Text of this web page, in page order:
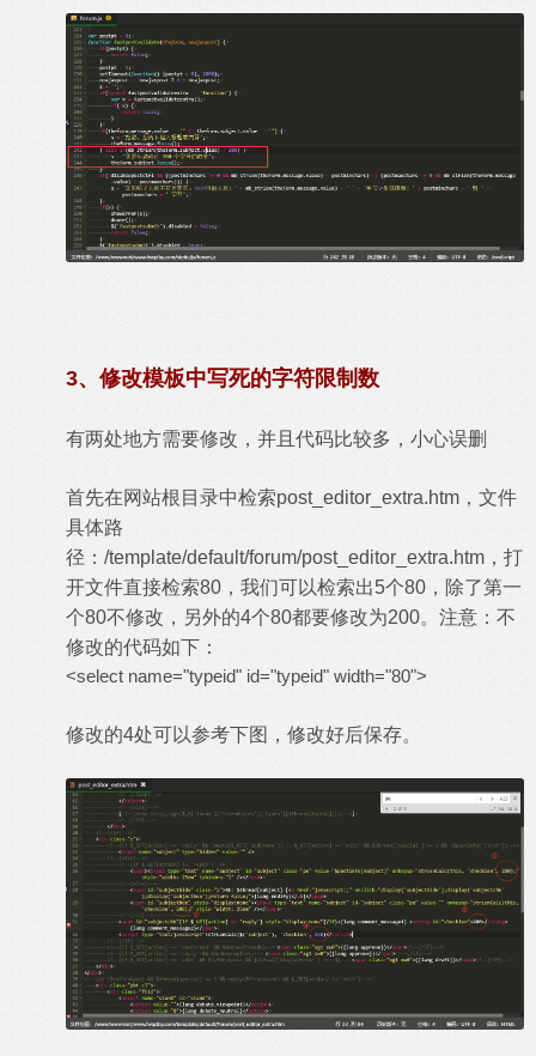
3、修改模板中写死的字符限制数
有两处地方需要修改，并且代码比较多，小心误删
首先在网站根目录中检索post_editor_extra.htm，文件
具体路
径：/template/default/forum/post_editor_extra.htm，打
开文件直接检索80，我们可以检索出5个80，除了第一
个80不修改，另外的4个80都要修改为200。注意：不
修改的代码如下：
<select name="typeid" id="typeid" width="80">
修改的4处可以参考下图，修改好后保存。